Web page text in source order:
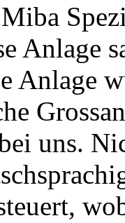
Anlage
Anlage
uns.